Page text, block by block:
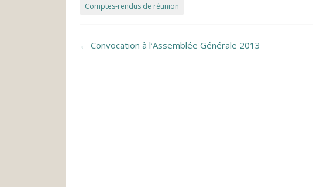
Comptes-rendus de réunion
Post navigation
← Convocation à l’Assemblée Générale 2013